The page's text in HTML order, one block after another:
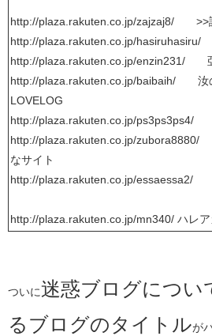
http://plaza.rakuten.co.jp/zajzaj8/ >>
http://plaza.rakuten.co.jp/
http://plaza.rakuten.co.jp/enzin231/
http://plaza.rakuten.co.jp/baibaih/ 汝
LOVELOG
http://plaza.rakuten.co.jp/ps3ps3ps4/
http://plaza.rakuten.co.jp/
なサイト
http://plaza.rakuten.co.jp/essaessa2/
http://plaza.rakuten.co.jp/mn340/ ハレ
ついに迷惑ブログについ
るブログのタイトルが